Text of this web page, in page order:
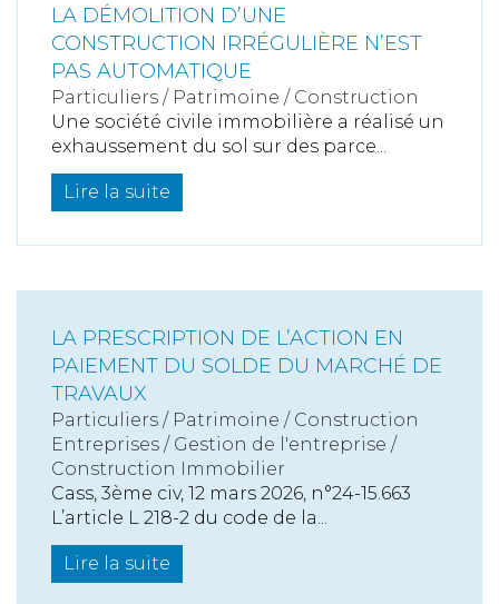
LA DÉMOLITION D’UNE
CONSTRUCTION IRRÉGULIÈRE N’EST
PAS AUTOMATIQUE
Particuliers / Patrimoine / Construction
Une société civile immobilière a réalisé un
exhaussement du sol sur des parce...
Lire la suite
LA PRESCRIPTION DE L’ACTION EN
PAIEMENT DU SOLDE DU MARCHÉ DE
TRAVAUX
Particuliers / Patrimoine / Construction
Entreprises / Gestion de l'entreprise /
Construction Immobilier
Cass, 3ème civ, 12 mars 2026, n°24-15.663
L’article L 218-2 du code de la...
Lire la suite